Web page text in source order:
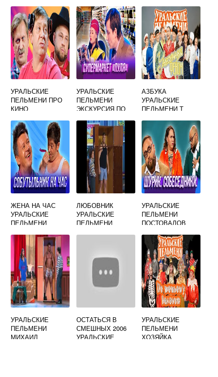
УРАЛЬСКИЕ
ПЕЛЬМЕНИ ПРО
КИНО
УРАЛЬСКИЕ
ПЕЛЬМЕНИ
ЭКСКУРСИЯ ПО
АЗБУКА
УРАЛЬСКИЕ
ПЕЛЬМЕНИ Т
ЖЕНА НА ЧАС
УРАЛЬСКИЕ
ПЕЛЬМЕНИ
ЛЮБОВНИК
УРАЛЬСКИЕ
ПЕЛЬМЕНИ
УРАЛЬСКИЕ
ПЕЛЬМЕНИ
ПОСТОВАЛОВ
УРАЛЬСКИЕ
ПЕЛЬМЕНИ
МИХАИЛ
ОСТАТЬСЯ В
СМЕШНЫХ 2006
УРАЛЬСКИЕ
УРАЛЬСКИЕ
ПЕЛЬМЕНИ
ХОЗЯЙКА